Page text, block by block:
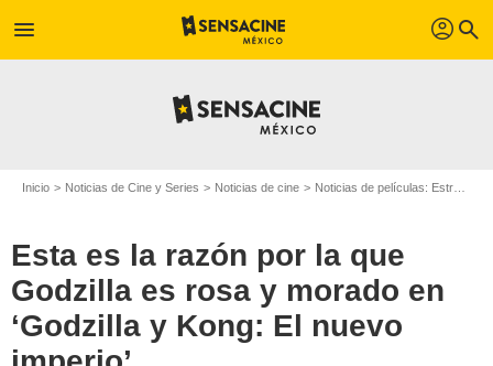
menu profil search
Inicio Noticias de Cine y Series Noticias de cine Noticias de películas: Estreno de película
Esta es la razón por la que
Godzilla es rosa y morado en
‘Godzilla y Kong: El nuevo